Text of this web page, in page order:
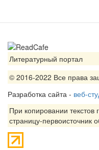
Литературный портал
© 2016-2022 Все права
Разработка сайта - веб-
При копировании текстов
страницу-первоисточник